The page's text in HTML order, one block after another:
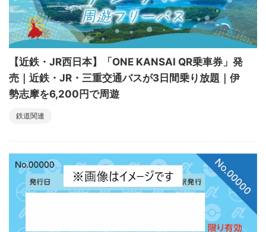
【近鉄・JR西日本】「ONE KANSAI QR乗車券」発
売｜近鉄・JR・三重交通バスが3日間乗り放題｜伊
勢志摩を6,200円で周遊
鉄道関連